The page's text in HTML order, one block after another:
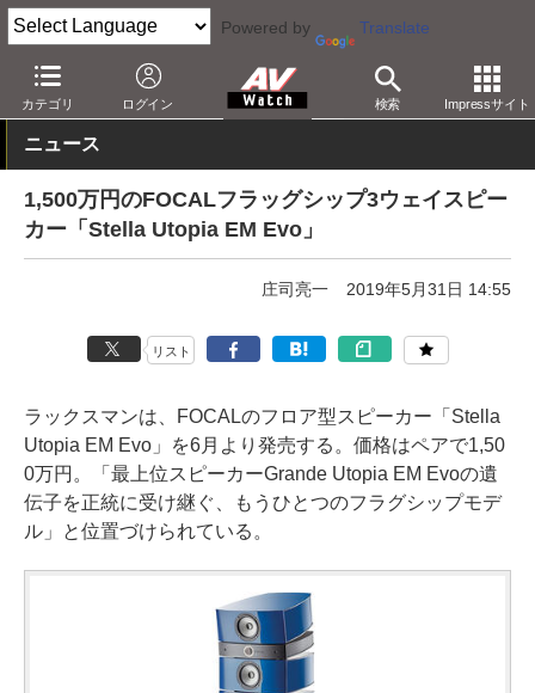
Powered by Translate
カテゴリ ログイン 検索 Impressサイト
AV Watch 製品 オーディオスピーカー
ニュース
1,500万円のFOCALフラッグシップ3ウェイスピー
カー「Stella Utopia EM Evo」
庄司亮一 2019年5月31日 14:55
リスト
ラックスマンは、FOCALのフロア型スピーカー「Stella
Utopia EM Evo」を6月より発売する。価格はペアで1,50
0万円。「最上位スピーカーGrande Utopia EM Evoの遺
伝子を正統に受け継ぐ、もうひとつのフラグシップモデ
ル」と位置づけられている。